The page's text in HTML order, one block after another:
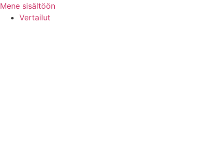
Mene sisältöön
Vertailut